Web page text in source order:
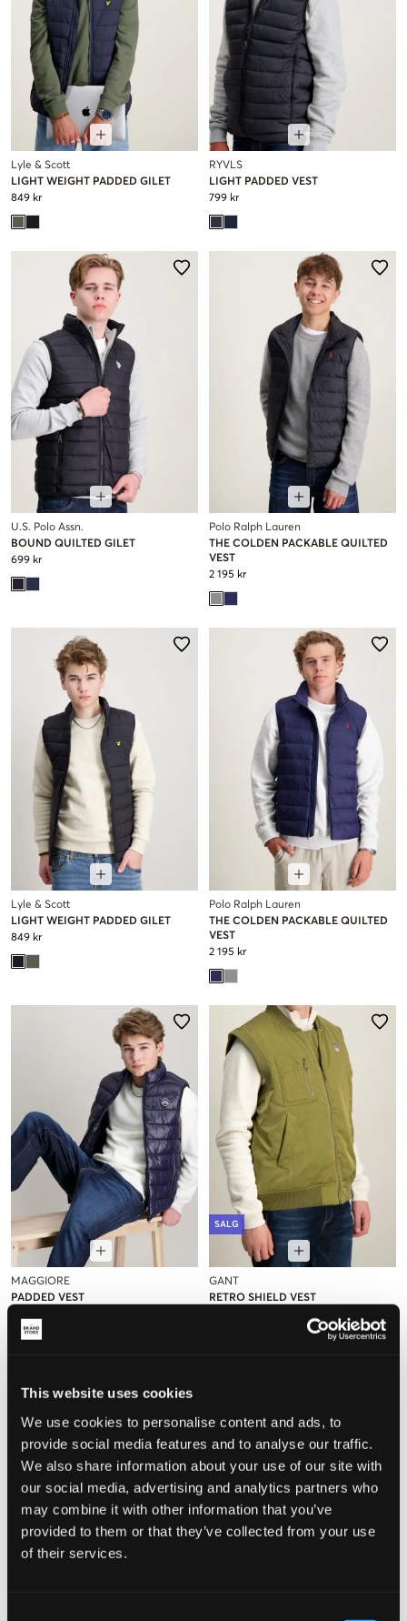
This website uses cookies
We use cookies to personalise content and ads, to
provide social media features and to analyse our traffic.
We also share information about your use of our site with
our social media, advertising and analytics partners who
may combine it with other information that you’ve
provided to them or that they’ve collected from your use
of their services.
Lyle & Scott
LIGHT WEIGHT PADDED GILET
849 kr
RYVLS
LIGHT PADDED VEST
799 kr
U.S. Polo Assn.
BOUND QUILTED GILET
699 kr
Polo Ralph Lauren
THE COLDEN PACKABLE QUILTED
VEST
2 195 kr
Lyle & Scott
LIGHT WEIGHT PADDED GILET
849 kr
Polo Ralph Lauren
THE COLDEN PACKABLE QUILTED
VEST
2 195 kr
MAGGIORE
PADDED VEST
SALG
GANT
RETRO SHIELD VEST